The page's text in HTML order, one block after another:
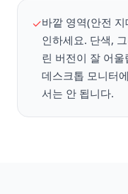
✓바깥 영역(안전
인하세요. 단색,
린 버전이 잘 어
데스크톱 모니터
서는 안 됩니다.